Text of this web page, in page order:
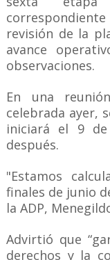
revisión de la
avance
observaciones.
En una
celebrada ayer,
iniciará el 9
después.
"Estamos
finales de junio
la ADP,
Advirtió que
derechos y la